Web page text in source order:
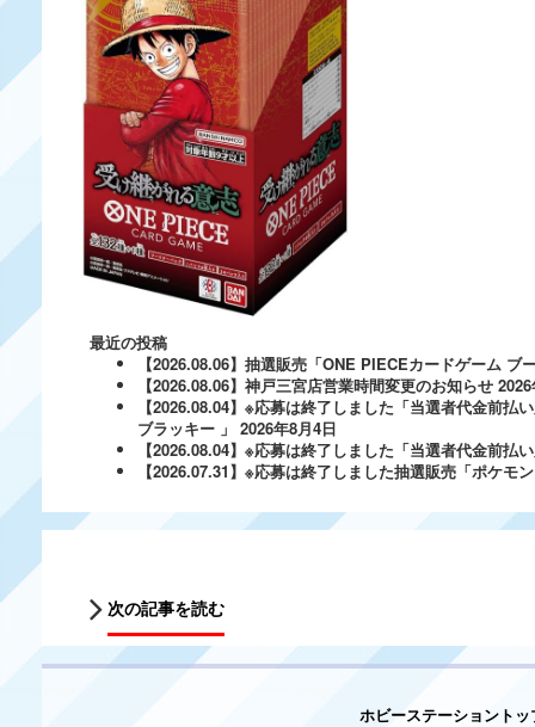
最近の投稿
【2026.08.06】抽選販売「ONE PIECEカードゲーム ブ
【2026.08.06】神戸三宮店営業時間変更のお知らせ
【2026.08.04】※応募は終了しました「当選者代金前
ブラッキー 」 2026年8月4日
【2026.08.04】※応募は終了しました「当選者代金前
【2026.07.31】※応募は終了しました抽選販売「ポケ
次の記事を読む
ホビーステーショントッ